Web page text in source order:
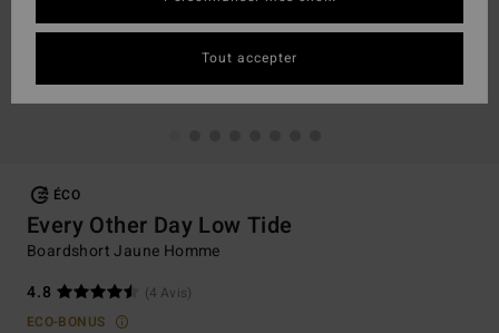
ÉCO
Every Other Day Low Tide
Boardshort Jaune Homme
4.8
(4 Avis)
ECO-BONUS
Tout accepter